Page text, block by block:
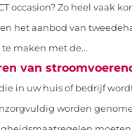
occasion? Zo heel vaak
het aanbod van
maken met de...
van
in uw huis of bedrijf
worden